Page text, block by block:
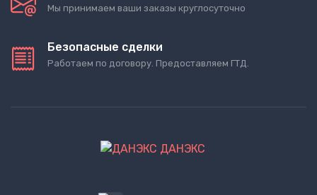
Мы принимаем ваши заказы круглосуточно
Безопасные сделки
Работаем по договору. Предоставляем ГТД.
ДАНЭКС